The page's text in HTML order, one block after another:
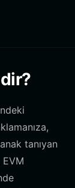
tanıyan